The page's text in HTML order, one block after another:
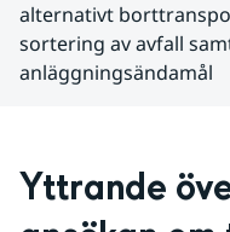
alternativt
sortering av avfall
anläggningsändamål
Yttrande